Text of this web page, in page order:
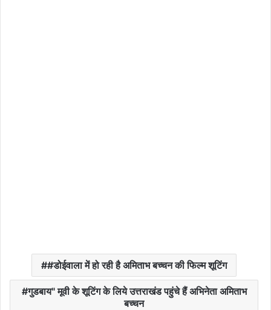
#डोईवाला में हो रही है अमिताभ बच्चन की फिल्म शूटिंग
गुडबाय" मूवी के शूटिंग के लिये उत्तराखंड पहुंचे हैं अभिनेता अमिताभ
बच्चन